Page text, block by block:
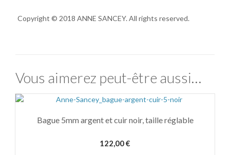
Copyright © 2018 ANNE SANCEY. All rights reserved.
Vous aimerez peut-être aussi…
Bague 5mm argent et cuir noir, taille réglable
122,00€